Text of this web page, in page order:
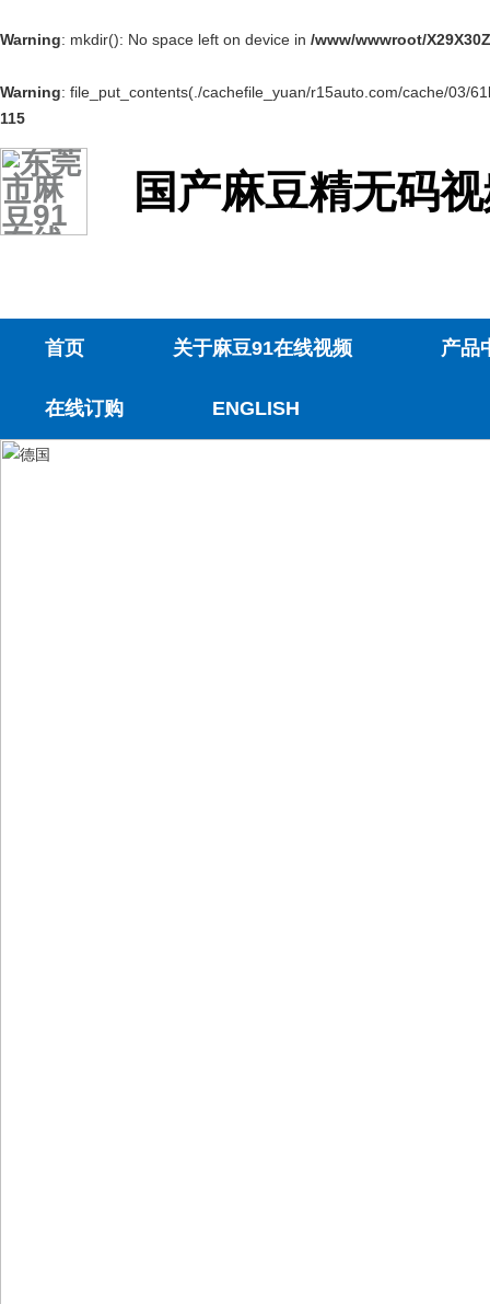
Warning: mkdir(): No space left on device in /www/wwwroot/
Warning: file_put_contents(./cachefile_yuan/r15auto.com/cache/03/
115
国产麻豆精无码
首页 关于麻豆91在线视频 产品
在线订购 ENGLISH